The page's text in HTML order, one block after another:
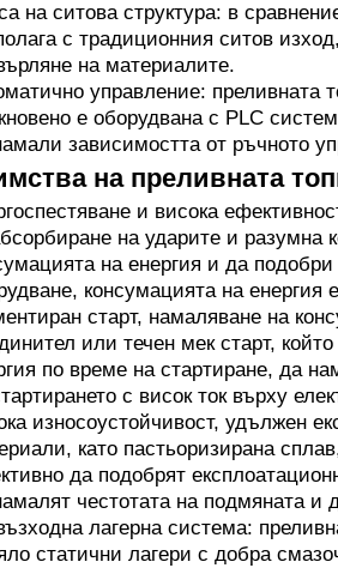
на ситова структура: в
с традиционния ситов
на материалите.
управление: преливната
е оборудвана с PLC
зависимостта от ръчното
на преливната
и висока
на ударите и разумна
на енергия и да
консумацията на енергия
старт, намаляване на
или течен мек старт,
по време на стартиране, да
с висок ток върху
износоустойчивост, удължен
като пастьоризирана
да подобрят
честотата на подмяната и
лагерна система:
статични лагери с добра